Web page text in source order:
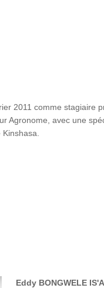
2011 comme stagiaire
Agronome, avec une
Eddy BONGWELE